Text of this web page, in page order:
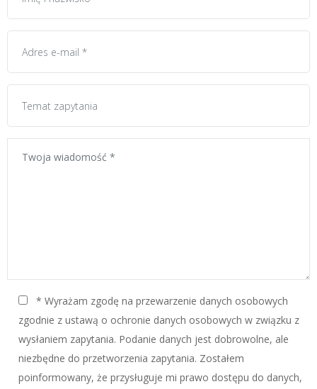
* Wyrażam zgodę na przewarzenie danych osobowych
zgodnie z ustawą o ochronie danych osobowych w związku z
wysłaniem zapytania. Podanie danych jest dobrowolne, ale
niezbędne do przetworzenia zapytania. Zostałem
poinformowany, że przysługuje mi prawo dostępu do danych,